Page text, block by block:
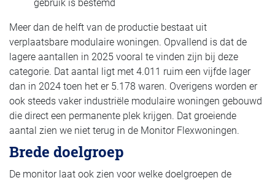
gebruik is bestemd
Meer dan de helft van de productie bestaat uit
verplaatsbare modulaire woningen. Opvallend is dat de
lagere aantallen in 2025 vooral te vinden zijn bij deze
categorie. Dat aantal ligt met 4.011 ruim een vijfde lager
dan in 2024 toen het er 5.178 waren. Overigens worden er
ook steeds vaker industriële modulaire woningen gebouwd
die direct een permanente plek krijgen. Dat groeiende
aantal zien we niet terug in de Monitor Flexwoningen.
Brede doelgroep
De monitor laat ook zien voor welke doelgroepen de